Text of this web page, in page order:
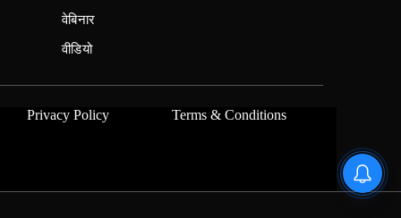
वेबिनार
वीडियो
Privacy Policy Terms & Conditions